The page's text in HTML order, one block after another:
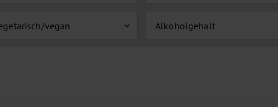
vegan expand_more Alkoholgehalt